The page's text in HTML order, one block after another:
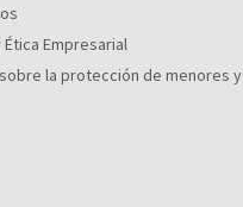
Empresarial
la protección de menores y